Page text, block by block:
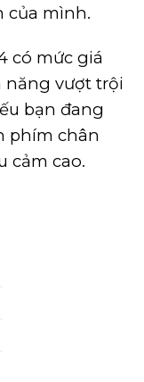
của mình.
có mức giá
năng vượt trội
bạn đang
phím chân
cảm cao.